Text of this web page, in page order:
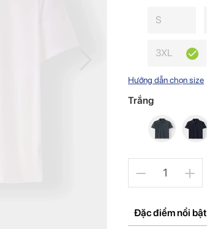
S
3XL
Hướng dẫn chọn size
Trắng
1
Đặc điểm nổi bật